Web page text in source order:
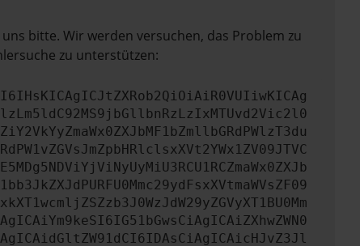
bitte. Wir werden versuchen, das Problem zu
zu unterstützen: